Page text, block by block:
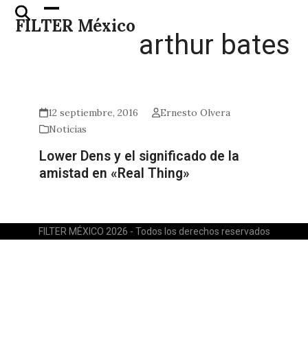
Skip
FILTER México
Open
mobile
Close
mobile
arthur bates
12 septiembre, 2016
Ernesto Olvera
Noticias
Lower Dens y el significado de la
amistad en «Real Thing»
FILTER MÉXICO 2026 - Todos los derechos reservados